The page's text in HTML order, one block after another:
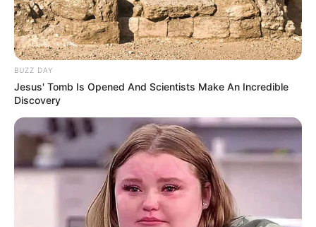
dadurch der Preis ändert.
BUZZ DAY
Jesus' Tomb Is Opened And Scientists Make An Incredible
Discovery